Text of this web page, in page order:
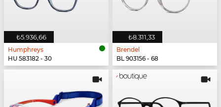
₺5.936,66
Humphreys
HU 583182 - 30
₺8.311,33
Brendel
BL 903156 - 68